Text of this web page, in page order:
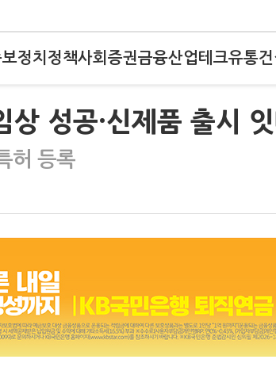
정치 정책사회 증권금융산업테크유통건
상 성공·신제품 출시
허 등록